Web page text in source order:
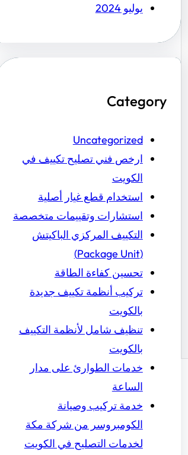
يوليو 2024
Category
Uncategorized
ارخص فني تصليح تكييف في
الكويت
استخدام قطع غيار أصلية
استشارات وتقييمات متخصصة
التكييف المركزي الباكيتش
(Package Unit)
تحسين كفاءة الطاقة
تركيب أنظمة تكييف جديدة
بالكويت
تنظيف شامل لأنظمة التكييف
بالكويت
خدمات الطوارئ على مدار
الساعة
خدمة تركيب وصيانة
الكومبروسر من شركة مكة
لخدمات التصليح في الكويت